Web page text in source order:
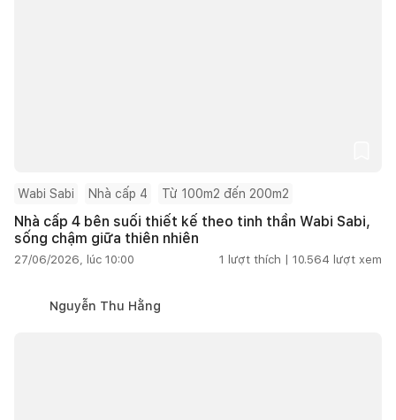
Wabi Sabi Nhà cấp 4 Từ 100m2 đến 200m2
Nhà cấp 4 bên suối thiết kế theo tinh thần Wabi Sabi,
sống chậm giữa thiên nhiên
27/06/2026, lúc 10:00 1 lượt thích | 10.564 lượt xem
Nguyễn Thu Hằng